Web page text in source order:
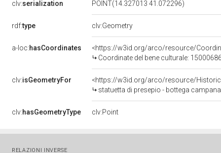
clv:serialization POINT(14.327013 41.072296)
rdf:type clv:Geometry
a-loc:hasCoordinates
<https://w3id.org/arco/resource/
Coordinate del bene culturale:
clv:isGeometryFor
<https://w3id.org/arco/resource/
statuetta di presepio - bottega
clv:hasGeometryType clv:Point
RELAZIONI INVERSE